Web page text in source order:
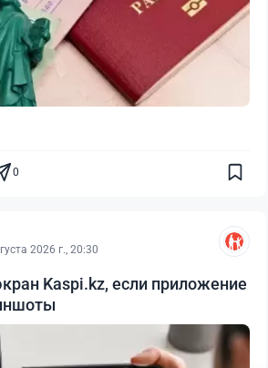
0
2026 г., 20:30
Kaspi.kz, если приложение